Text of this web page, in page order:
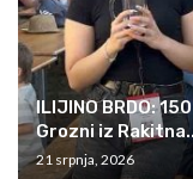
ILIJINO BRDO:
Grozni iz
21 srpnja, 2026